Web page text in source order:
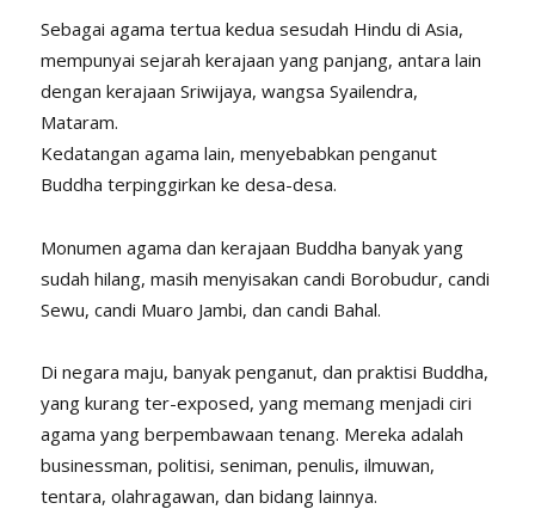
Sebagai agama tertua kedua sesudah Hindu di Asia,
mempunyai sejarah kerajaan yang panjang, antara lain
dengan kerajaan Sriwijaya, wangsa Syailendra,
Mataram.
Kedatangan agama lain, menyebabkan penganut
Buddha terpinggirkan ke desa-desa.
Monumen agama dan kerajaan Buddha banyak yang
sudah hilang, masih menyisakan candi Borobudur, candi
Sewu, candi Muaro Jambi, dan candi Bahal.
Di negara maju, banyak penganut, dan praktisi Buddha,
yang kurang ter-exposed, yang memang menjadi ciri
agama yang berpembawaan tenang. Mereka adalah
businessman, politisi, seniman, penulis, ilmuwan,
tentara, olahragawan, dan bidang lainnya.